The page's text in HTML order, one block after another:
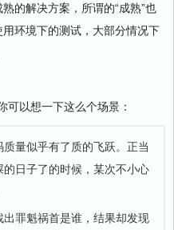
的解决方案，所谓的“成熟”也
环境下的测试，大部分情况下
以想一下这么个场景：
量似乎有了质的飞跃。正当
日子了的时候，某次不小心
罪魁祸首是谁，结果却发现